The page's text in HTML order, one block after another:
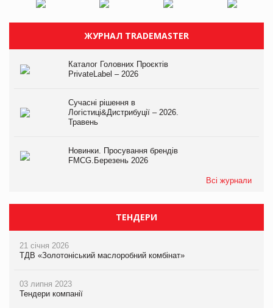
ЖУРНАЛ TRADEMASTER
Каталог Головних Проєктів
PrivateLabel – 2026
Сучасні рішення в
Логістиці&Дистрибуції – 2026.
Травень
Новинки. Просування брендів
FMCG.Березень 2026
Всі журнали
ТЕНДЕРИ
21 січня 2026
ТДВ «Золотоніський маслоробний комбінат»
03 липня 2023
Тендери компанії